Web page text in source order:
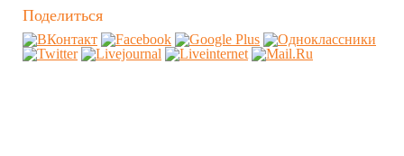
Поделиться